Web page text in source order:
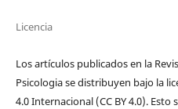
Licencia
Los artículos publicados en la
Psicologia se distribuyen bajo la
4.0 Internacional (CC BY 4.0).